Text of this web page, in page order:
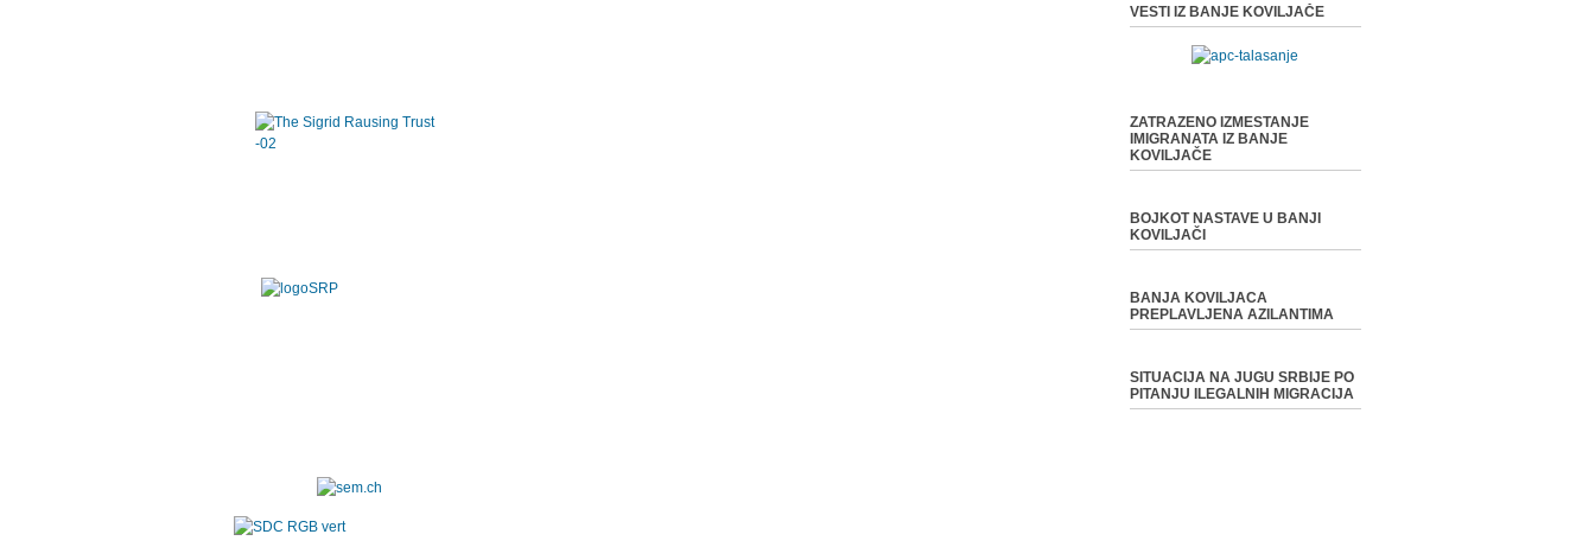
VESTI IZ BANJE KOVILJAČE
ZATRAZENO IZMESTANJE
IMIGRANATA IZ BANJE
KOVILJAČE
BOJKOT NASTAVE U BANJI
KOVILJAČI
BANJA KOVILJACA
PREPLAVLJENA AZILANTIMA
SITUACIJA NA JUGU SRBIJE PO
PITANJU ILEGALNIH MIGRACIJA